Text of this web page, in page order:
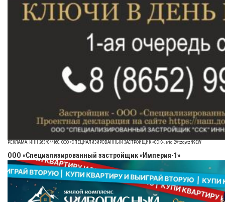
РЕКЛАМА. ИНН 2634044160. ООО «СПЕЦИАЛИЗИРОВАННЫЙ ЗАСТРОЙЩИК «ССК». erid 2VtzqwzN9EW
ООО «Специализированный застройщик «Империя-1»